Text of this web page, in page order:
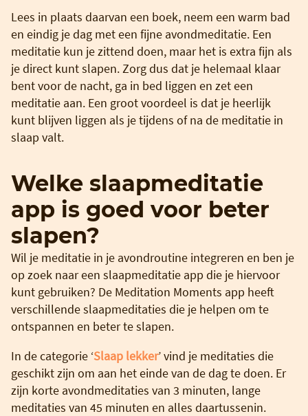
Lees in plaats daarvan een boek, neem een warm bad
en eindig je dag met een fijne avondmeditatie. Een
meditatie kun je zittend doen, maar het is extra fijn als
je direct kunt slapen. Zorg dus dat je helemaal klaar
bent voor de nacht, ga in bed liggen en zet een
meditatie aan. Een groot voordeel is dat je heerlijk
kunt blijven liggen als je tijdens of na de meditatie in
slaap valt.
Welke slaapmeditatie
app is goed voor beter
slapen?
Wil je meditatie in je avondroutine integreren en ben je
op zoek naar een slaapmeditatie app die je hiervoor
kunt gebruiken? De Meditation Moments app heeft
verschillende slaapmeditaties die je helpen om te
ontspannen en beter te slapen.
In de categorie ‘Slaap lekker’ vind je meditaties die
geschikt zijn om aan het einde van de dag te doen. Er
zijn korte avondmeditaties van 3 minuten, lange
meditaties van 45 minuten en alles daartussenin.